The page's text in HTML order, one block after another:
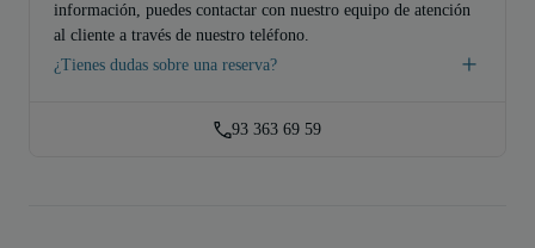
información, puedes contactar con nuestro equipo de atención
al cliente a través de nuestro teléfono.
¿Tienes dudas sobre una reserva?
93 363 69 59